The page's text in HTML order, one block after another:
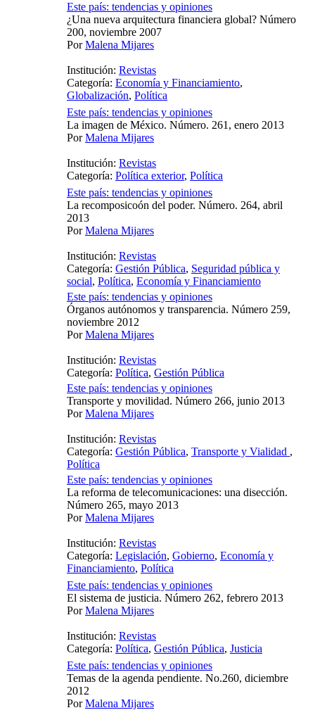
Este país: tendencias y opiniones
¿Una nueva arquitectura financiera global? Número
200, noviembre 2007
PorMalena Mijares
Institución: Revistas
Categoría: Economía y Financiamiento,
Globalización, Política
Este país: tendencias y opiniones
La imagen de México. Número. 261, enero 2013
PorMalena Mijares
Institución: Revistas
Categoría: Política exterior, Política
Este país: tendencias y opiniones
La recomposicoón del poder. Número. 264, abril
2013
PorMalena Mijares
Institución: Revistas
Categoría: Gestión Pública, Seguridad pública y
social, Política, Economía y Financiamiento
Este país: tendencias y opiniones
Órganos autónomos y transparencia. Número 259,
noviembre 2012
PorMalena Mijares
Institución: Revistas
Categoría: Política, Gestión Pública
Este país: tendencias y opiniones
Transporte y movilidad. Número 266, junio 2013
PorMalena Mijares
Institución: Revistas
Categoría: Gestión Pública, Transporte y Vialidad ,
Política
Este país: tendencias y opiniones
La reforma de telecomunicaciones: una disección.
Número 265, mayo 2013
PorMalena Mijares
Institución: Revistas
Categoría: Legislación, Gobierno, Economía y
Financiamiento, Política
Este país: tendencias y opiniones
El sistema de justicia. Número 262, febrero 2013
PorMalena Mijares
Institución: Revistas
Categoría: Política, Gestión Pública, Justicia
Este país: tendencias y opiniones
Temas de la agenda pendiente. No.260, diciembre
2012
PorMalena Mijares